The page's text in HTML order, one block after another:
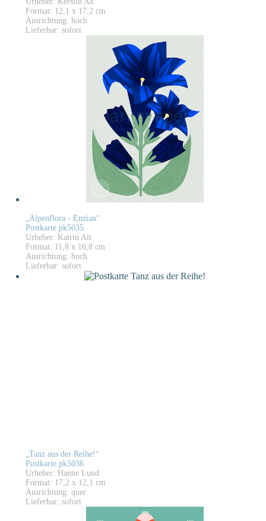
Format: 12,1 x 17,2 cm
Ausrichtung: hoch
Lieferbar: sofort
„Alpenflora - Enzian“
Postkarte pk5035
Urheber: Katrin Alt
Format: 11,8 x 16,8 cm
Ausrichtung: hoch
Lieferbar: sofort
„Tanz aus der Reihe!“
Postkarte pk5036
Urheber: Hanne Lund
Format: 17,2 x 12,1 cm
Ausrichtung: quer
Lieferbar: sofort